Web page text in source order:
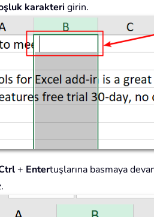
karakteri girin.
+ Entertuşlarına basmaya